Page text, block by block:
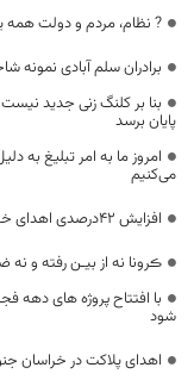
? نظام، مردم و دولت
برادران سلم آبادی نمونه
بنا بر کلنگ زنی جدید
پایان برسد
امروز ما به امر تبلیغ به
می‌کنیم
افزایش ۴۲درصدی اهدای خون از ابتدای ماه رمضان در خراسان جنوبی
ڪرونا نه از بیـن رفته و
شود
اهدای پلاکت در خراسان جنوبی ۲۳ درصد